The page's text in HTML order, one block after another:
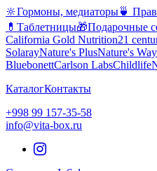
🔆Гормоны, медиаторы🍵
💊Таблетницы🎁Подарочные
California Gold Nutrition21
SolarayNature's PlusNature's Way
BluebonettCarlson LabsChildlife
КаталогКонтакты
+998 99 157-35-58
info@vita-box.ru